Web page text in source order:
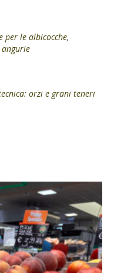
per le albicocche,
angurie
orzi e grani teneri